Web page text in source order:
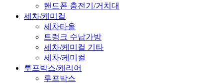
핸드폰 충전기/거치대
세차/케미컬
세차타올
트렁크 수납가방
세차/케미컬 기타
세차/케미컬
루프박스/케리어
루프박스